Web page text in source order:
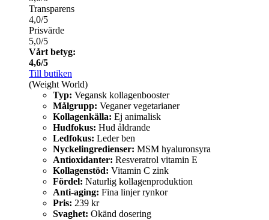
Transparens
4,0/5
Prisvärde
5,0/5
Vårt betyg:
4,6/5
Till butiken
(Weight World)
Typ: Vegansk kollagenbooster
Målgrupp: Veganer vegetarianer
Kollagenkälla: Ej animalisk
Hudfokus: Hud åldrande
Ledfokus: Leder ben
Nyckelingredienser: MSM hyaluronsyra
Antioxidanter: Resveratrol vitamin E
Kollagenstöd: Vitamin C zink
Fördel: Naturlig kollagenproduktion
Anti-aging: Fina linjer rynkor
Pris: 239 kr
Svaghet: Okänd dosering